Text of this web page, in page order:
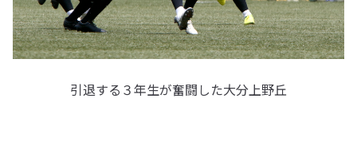
引退する３年生が奮闘した大分上野丘